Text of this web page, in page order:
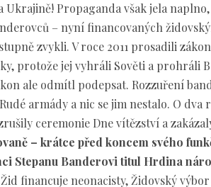
Ukrajině! Propaganda však jela
– nyní financovaných
zvykli. V roce 2011 prosadili
protože jej vyhráli Sověti a prohráli
ale odmítl podepsat. Rozzuření
armády a nic se jim nestalo. O dva
ceremonie Dne vítězství a
– krátce před koncem svého
Stepanu Banderovi titul Hrdina
financuje neonacisty, Židovský